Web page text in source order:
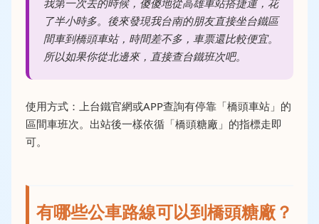
我第一次去的時候，傻傻地從高雄車站搭捷運，花
了半小時多。後來發現我台南的朋友直接坐台鐵區
間車到橋頭車站，時間差不多，車票還比較便宜。
所以如果你從北邊來，直接查台鐵班次吧。
使用方式：上台鐵官網或APP查詢有停靠「橋頭車站」的
區間車班次。出站後一樣依循「橋頭糖廠」的指標走即
可。
有哪些公車路線可以到橋頭糖廠？